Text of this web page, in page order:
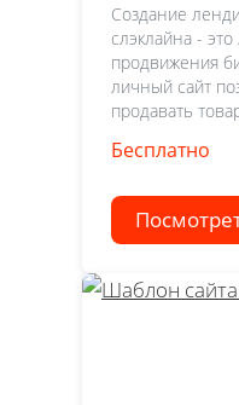
Создание
слэклайна -
продвижения
личный сайт
продавать
Бесплатно